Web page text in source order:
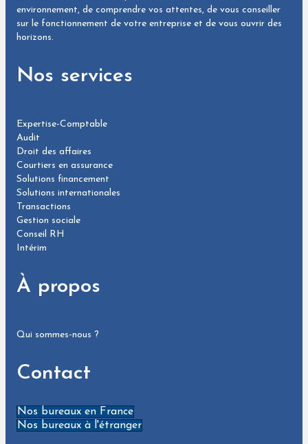
environnement, de comprendre vos attentes, de vous conseiller
sur le fonctionnement de votre entreprise et de vous ouvrir des
horizons.
Nos services
Expertise-Comptable
Audit
Droit des affaires
Courtiers en assurance
Solutions financement
Solutions internationales
Transactions
Gestion sociale
Conseil RH
Intérim
À propos
Qui sommes-nous ?
Contact
Nos bureaux en France
Nos bureaux à l'étranger